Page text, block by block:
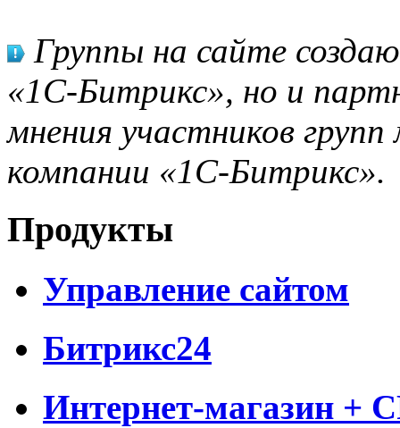
Группы на сайте
«1С-Битрикс», но и
мнения участников
компании «1С-Битрикс».
Продукты
Управление сайтом
Битрикс24
Интернет-магазин +